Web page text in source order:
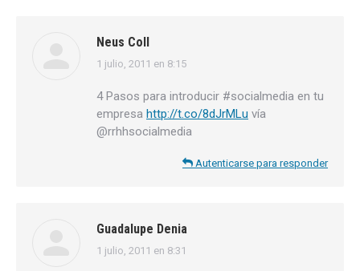
Neus Coll
dice:
1 julio, 2011 en 8:15
4 Pasos para introducir #socialmedia en tu
empresa http://t.co/8dJrMLu vía
@rrhhsocialmedia
Autenticarse para responder
Guadalupe Denia
dice:
1 julio, 2011 en 8:31